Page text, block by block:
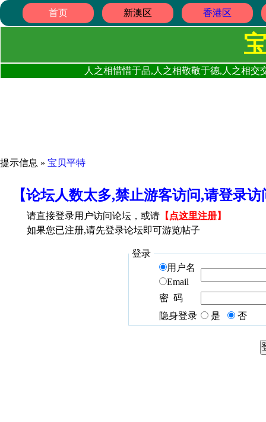
首页 新澳区 香港区
人之相惜惜于品,人之相敬敬于德,人之相
提示信息 » 宝贝平特
【论坛人数太多,禁止游客访问,请登录
请直接登录用户访问论坛，或请 【 点这里注册】
如果您已注册,请先登录论坛即可游览帖子
登录
用户名
Email
密 码
隐身登录
是 否